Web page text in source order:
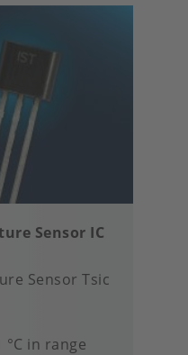
Sensor IC
Sensor Tsic
°C in range